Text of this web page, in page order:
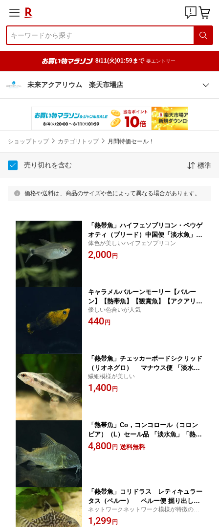
8/11(火)01:59まで 要エントリー
未来アクアリウム 楽天市場店
ショップトップ カテゴリトップ 月間特価セール！
売り切れを含む 標準
価格や送料は、商品のサイズや色によって異なる場合があります。
「熱帯魚」ハイフェソブリコン・ペウゲ
オティ（ブリード）中国便「淡水魚」
「観賞魚」アクアリウム
体色が美しいハイフェソブリコン
2,000円
キャラメルバルーンモーリー【バルー
ン】【熱帯魚】【観賞魚】【アクアリウ
ム】
優しい色合いが人気
440円
「熱帯魚」チェッカーボードシクリッド
（リオネグロ） マナウス便 「淡水
魚」「観賞魚」アクアリウム
繊細模様が美しい
1,400円
「熱帯魚」Co，コンコロール（コロン
ビア）（L）セール品 「淡水魚」「熱帯
魚」「観賞魚」アクアリウム
4,800円 送料無料
「熱帯魚」コリドラス レティキュラー
タス（ペルー） ペルー便 掘り出し物
「淡水魚」「観賞魚」アクアリウム
ネットワークネットワーク模様が特徴のコ
リドラス
1,299円